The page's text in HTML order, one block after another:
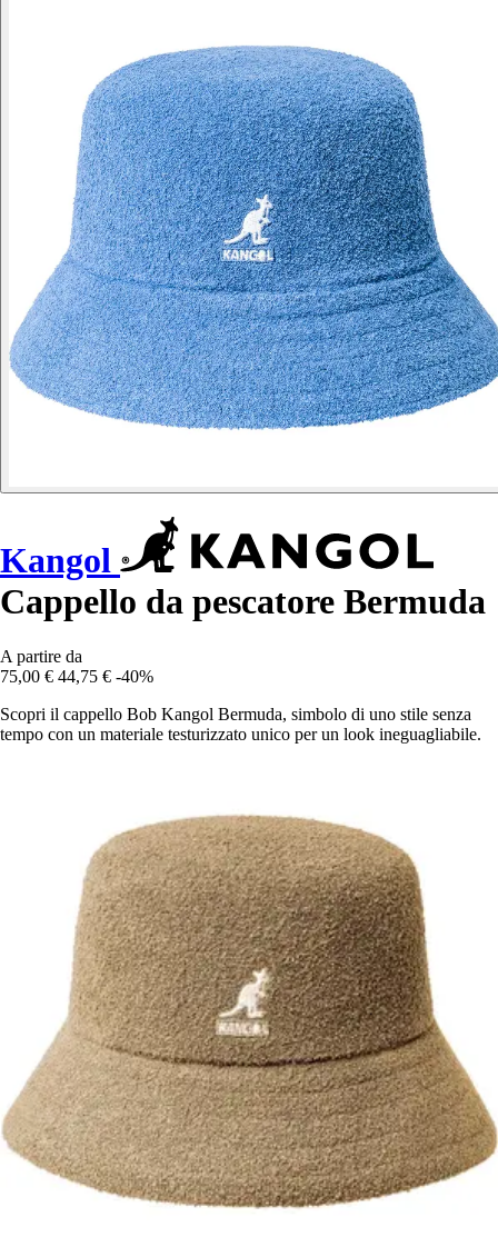
Kangol
Cappello da pescatore Bermuda
A partire da
75,00 € 44,75 € -40%
Scopri il cappello Bob Kangol Bermuda, simbolo di uno stile senza
tempo con un materiale testurizzato unico per un look ineguagliabile.